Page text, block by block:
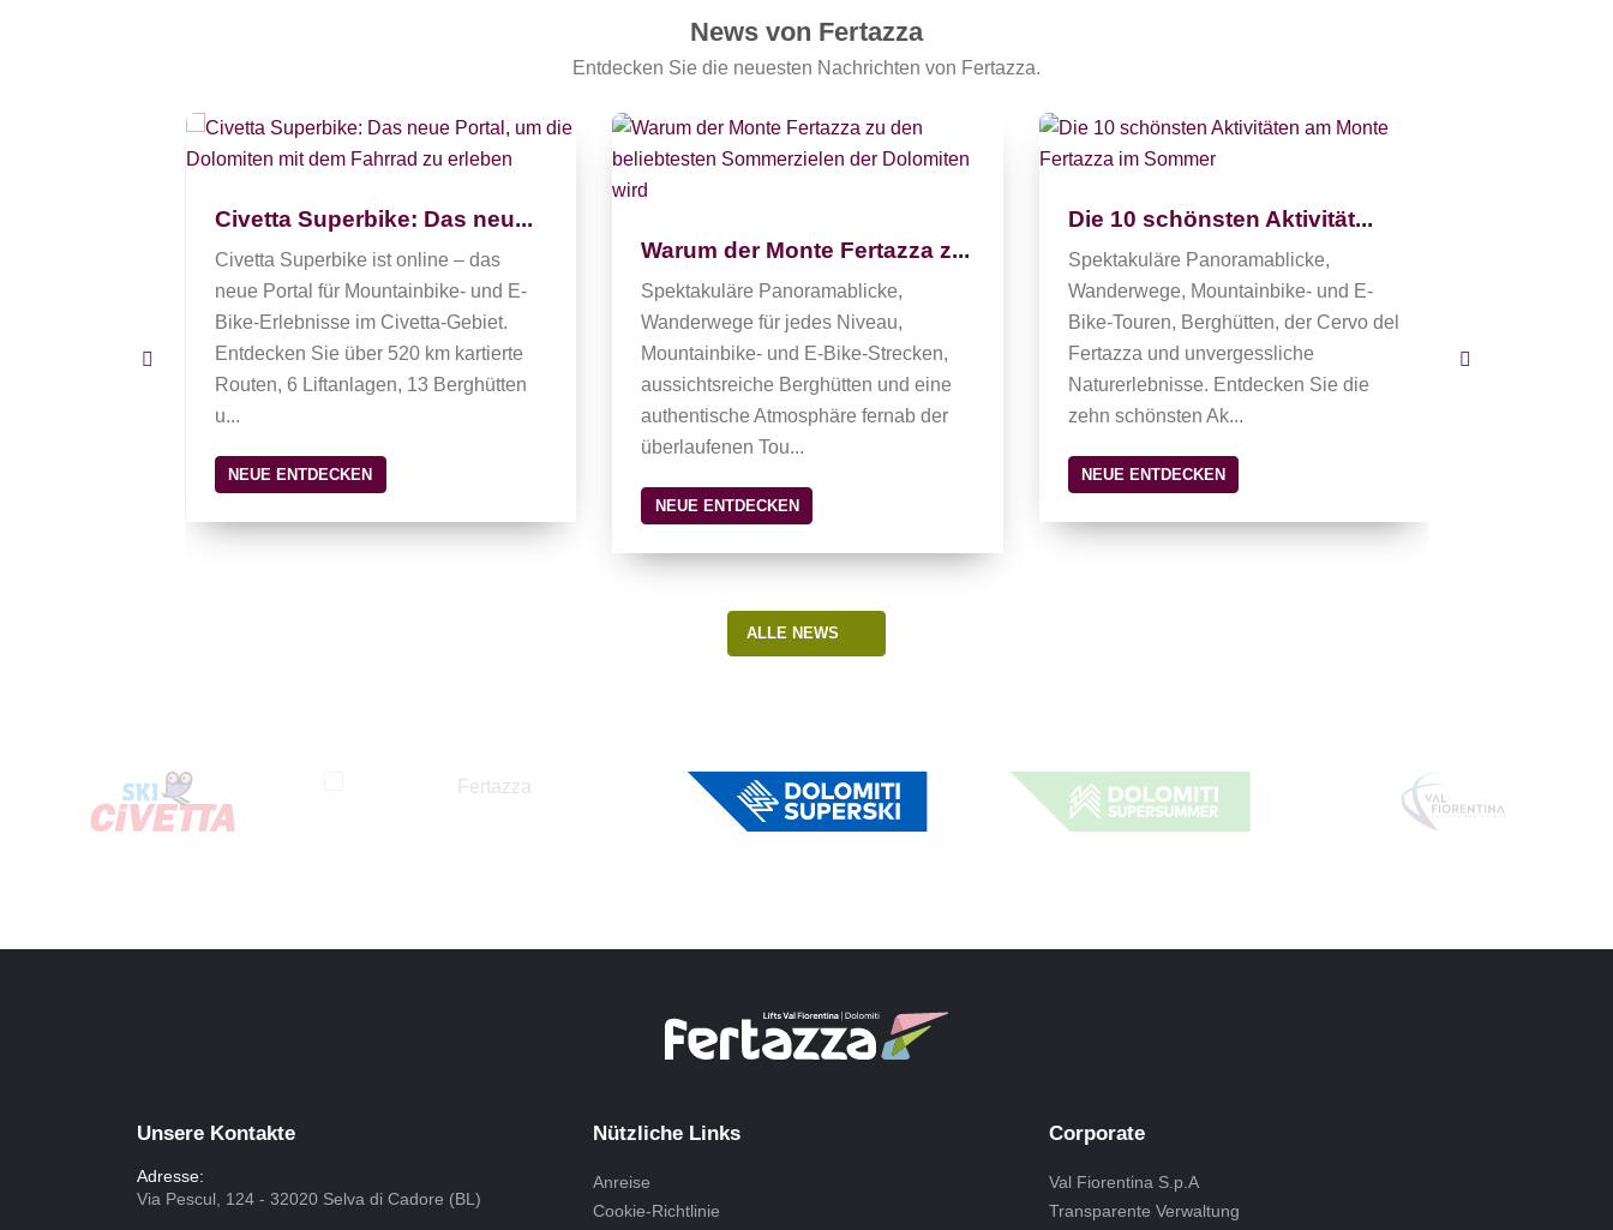
News von Fertazza
Entdecken Sie die neuesten Nachrichten von Fertazza.
Civetta Superbike: Das neu...
Civetta Superbike ist online – das
neue Portal für Mountainbike- und E-
Bike-Erlebnisse im Civetta-Gebiet.
Entdecken Sie über 520 km kartierte
Routen, 6 Liftanlagen, 13 Berghütten
u...
NEUE ENTDECKEN
Warum der Monte Fertazza z...
Spektakuläre Panoramablicke,
Wanderwege für jedes Niveau,
Mountainbike- und E-Bike-Strecken,
aussichtsreiche Berghütten und eine
authentische Atmosphäre fernab der
überlaufenen Tou...
NEUE ENTDECKEN
Die 10 schönsten Aktivität...
Spektakuläre Panoramablicke,
Wanderwege, Mountainbike- und E-
Bike-Touren, Berghütten, der Cervo del
Fertazza und unvergessliche
Naturerlebnisse. Entdecken Sie die
zehn schönsten Ak...
NEUE ENTDECKEN
ALLE NEWS
Unsere Kontakte
Adresse:
Via Pescul, 124 - 32020 Selva di Cadore (BL)
Nützliche Links
Anreise
Cookie-Richtlinie
Corporate
Val Fiorentina S.p.A
Transparente Verwaltung